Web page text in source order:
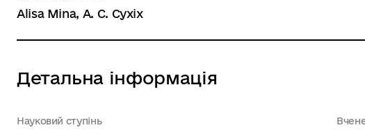
Alisa Mina, А. С. Сухіх
Детальна інформація
Науковий ступінь